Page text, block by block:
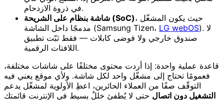
في ذروة الازدحام.
شاشة بنظام على الشريحة (SoC)، حيث يكون المشغّل
مدمجًا داخل الشاشة (Samsung Tizen، LG webOS). لا
صندوق خارجي ولا فوضى كابلات — فقط ثبّت تطبيق
اللافتات الرقمية.
قاعدة عملية واحدة: إذا أردت محتوى مختلفًا على شاشات مختلفة،
فعمومًا تحتاج إلى مشغّل واحد لكل شاشة. ولأي موقع يعني فيه
التوقّف صفًا من العملاء الحائرين، اعطِ الأولوية لمشغّل يدعم
التشغيل دون اتصال حتى لا يُطفئ خللٌ بسيط في الإنترنت قائمتك